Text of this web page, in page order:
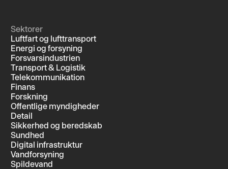
Sektorer
Luftfart og lufttransport
Energi og forsyning
Forsvarsindustrien
Transport & Logistik
Telekommunikation
Finans
Forskning
Offentlige myndigheder
Detail
Sikkerhed og beredskab
Sundhed
Digital infrastruktur
Vandforsyning
Spildevand